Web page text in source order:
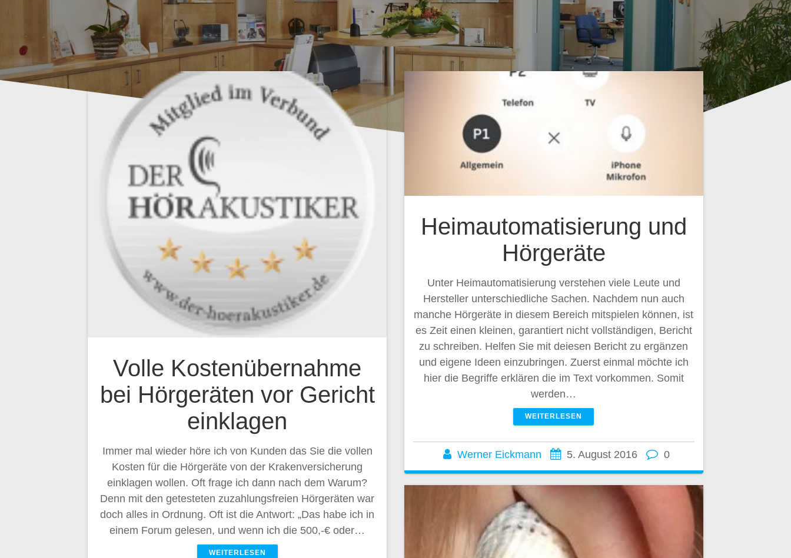
Volle Kostenübernahme
bei Hörgeräten vor Gericht
einklagen
Immer mal wieder höre ich von Kunden das Sie die vollen
Kosten für die Hörgeräte von der Krakenversicherung
einklagen wollen. Oft frage ich dann nach dem Warum?
Denn mit den getesteten zuzahlungsfreien Hörgeräten war
doch alles in Ordnung. Oft ist die Antwort: „Das habe ich in
einem Forum gelesen, und wenn ich die 500,-€ oder…
WEITERLESEN
Heimautomatisierung und
Hörgeräte
Unter Heimautomatisierung verstehen viele Leute und
Hersteller unterschiedliche Sachen. Nachdem nun auch
manche Hörgeräte in diesem Bereich mitspielen können, ist
es Zeit einen kleinen, garantiert nicht vollständigen, Bericht
zu schreiben. Helfen Sie mit deiesen Bericht zu ergänzen
und eigene Ideen einzubringen. Zuerst einmal möchte ich
hier die Begriffe erklären die im Text vorkommen. Somit
werden…
WEITERLESEN
Werner Eickmann 5. August 2016 0